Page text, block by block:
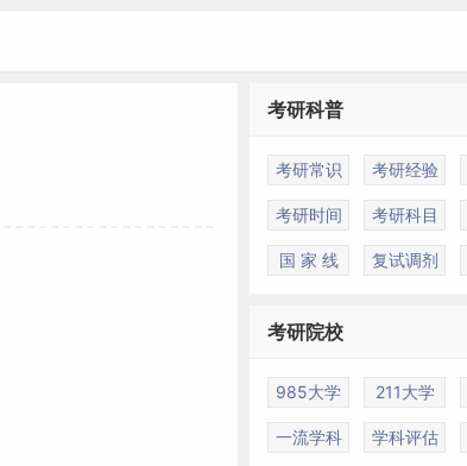
考研科普
考研常识 考研经验
考研时间 考研科目
国 家 线 复试调剂
考研院校
985大学 211大学
一流学科 学科评估